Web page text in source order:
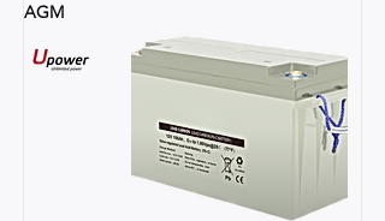
AGM